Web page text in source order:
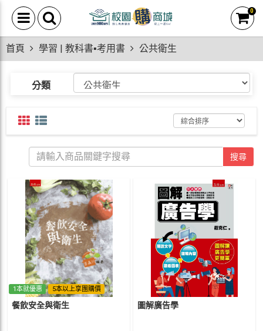
0
首頁 學習 | 教科書▪考用書 公共衛生
分類
搜尋
1本就優惠 5本以上享團購價
餐飲安全與衛生 圖解廣告學